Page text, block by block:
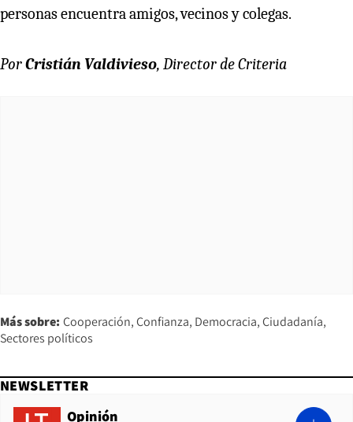
personas encuentra amigos, vecinos y colegas.
PorCristián Valdivieso, Director de Criteria
Más sobre: Cooperación Confianza Democracia Ciudadanía
Sectores políticos
NEWSLETTER
Opinión